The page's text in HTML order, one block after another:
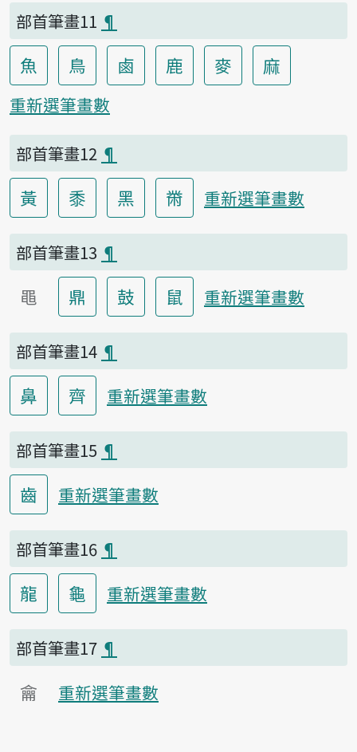
部首筆畫11 ¶
魚 鳥 鹵 鹿 麥 麻
重新選筆畫數
部首筆畫12 ¶
黃 黍 黑 黹 重新選筆畫數
部首筆畫13 ¶
黽 鼎 鼓 鼠 重新選筆畫數
部首筆畫14 ¶
鼻 齊 重新選筆畫數
部首筆畫15 ¶
齒 重新選筆畫數
部首筆畫16 ¶
龍 龜 重新選筆畫數
部首筆畫17 ¶
龠 重新選筆畫數